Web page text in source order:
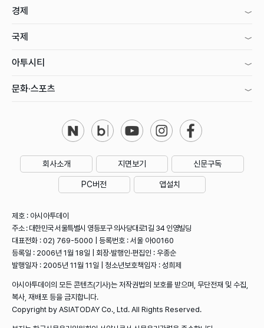
경제
국제
아투시티
문화·스포츠
회사소개 지면보기 신문구독
PC버전 앱설치
제호 : 아시아투데이
주소 : 대한민국 서울특별시 영등포구 의사당대로1길 34 인영빌딩
대표전화 : 02) 769-5000 | 등록번호 : 서울 아00160
등록일 : 2006년 1월 18일 | 회장·발행인·편집인 : 우종순
발행일자 : 2005년 11월 11일 | 청소년보호책임자 : 성희제
아시아투데이의 모든 콘텐츠(기사)는 저작권법의 보호를 받으며, 무단전재 및 수집,
복사, 재배포 등을 금지합니다.
Copyright by ASIATODAY Co., Ltd. All Rights Reserved.